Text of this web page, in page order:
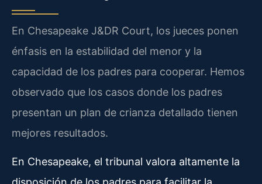
En Chesapeake J&DR Court, los jueces ponen
énfasis en la estabilidad del menor y la
capacidad de los padres para cooperar. Hemos
observado que los casos donde los padres
presentan un plan de crianza detallado tienen
mejores resultados.
En Chesapeake, el tribunal valora altamente la